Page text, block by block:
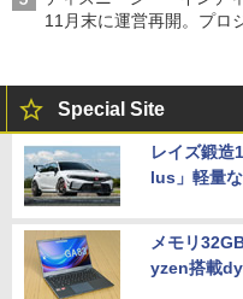
11月末に運営再開。プロ
Special Site
レイズ鍛造
lus」軽量
メモリ
yzen搭載